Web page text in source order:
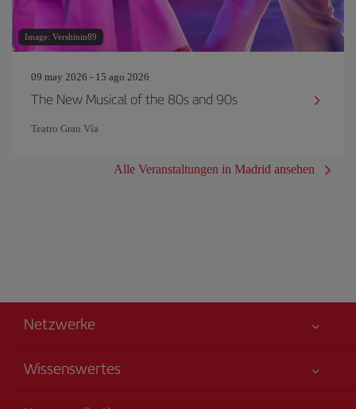
Image: Vershinin89
09 may 2026 - 15 ago 2026
The New Musical of the 80s and 90s
Teatro Gran Vía
Alle Veranstaltungen in Madrid ansehen
Netzwerke
Wissenswertes